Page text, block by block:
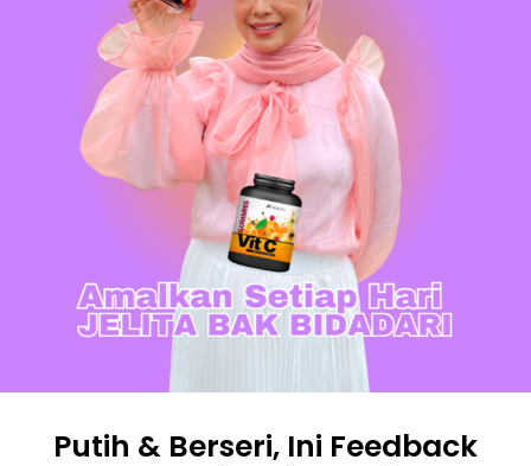
Putih & Berseri, Ini Feedback